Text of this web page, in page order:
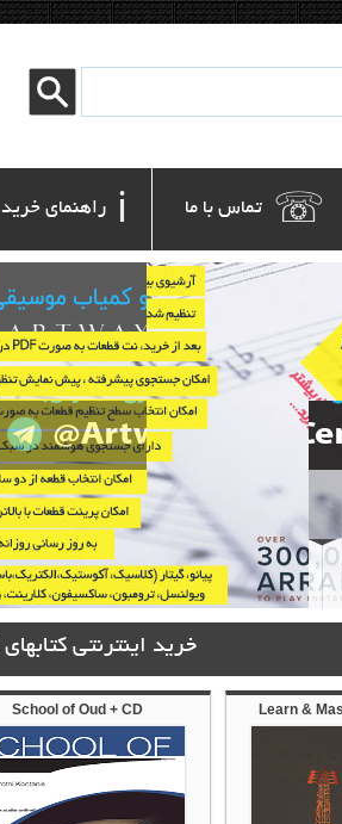
☏ تماس با ما ℹ راهنمای خرید
خرید اینترنتی کتابهای Oud
Learn &
School of Oud + CD